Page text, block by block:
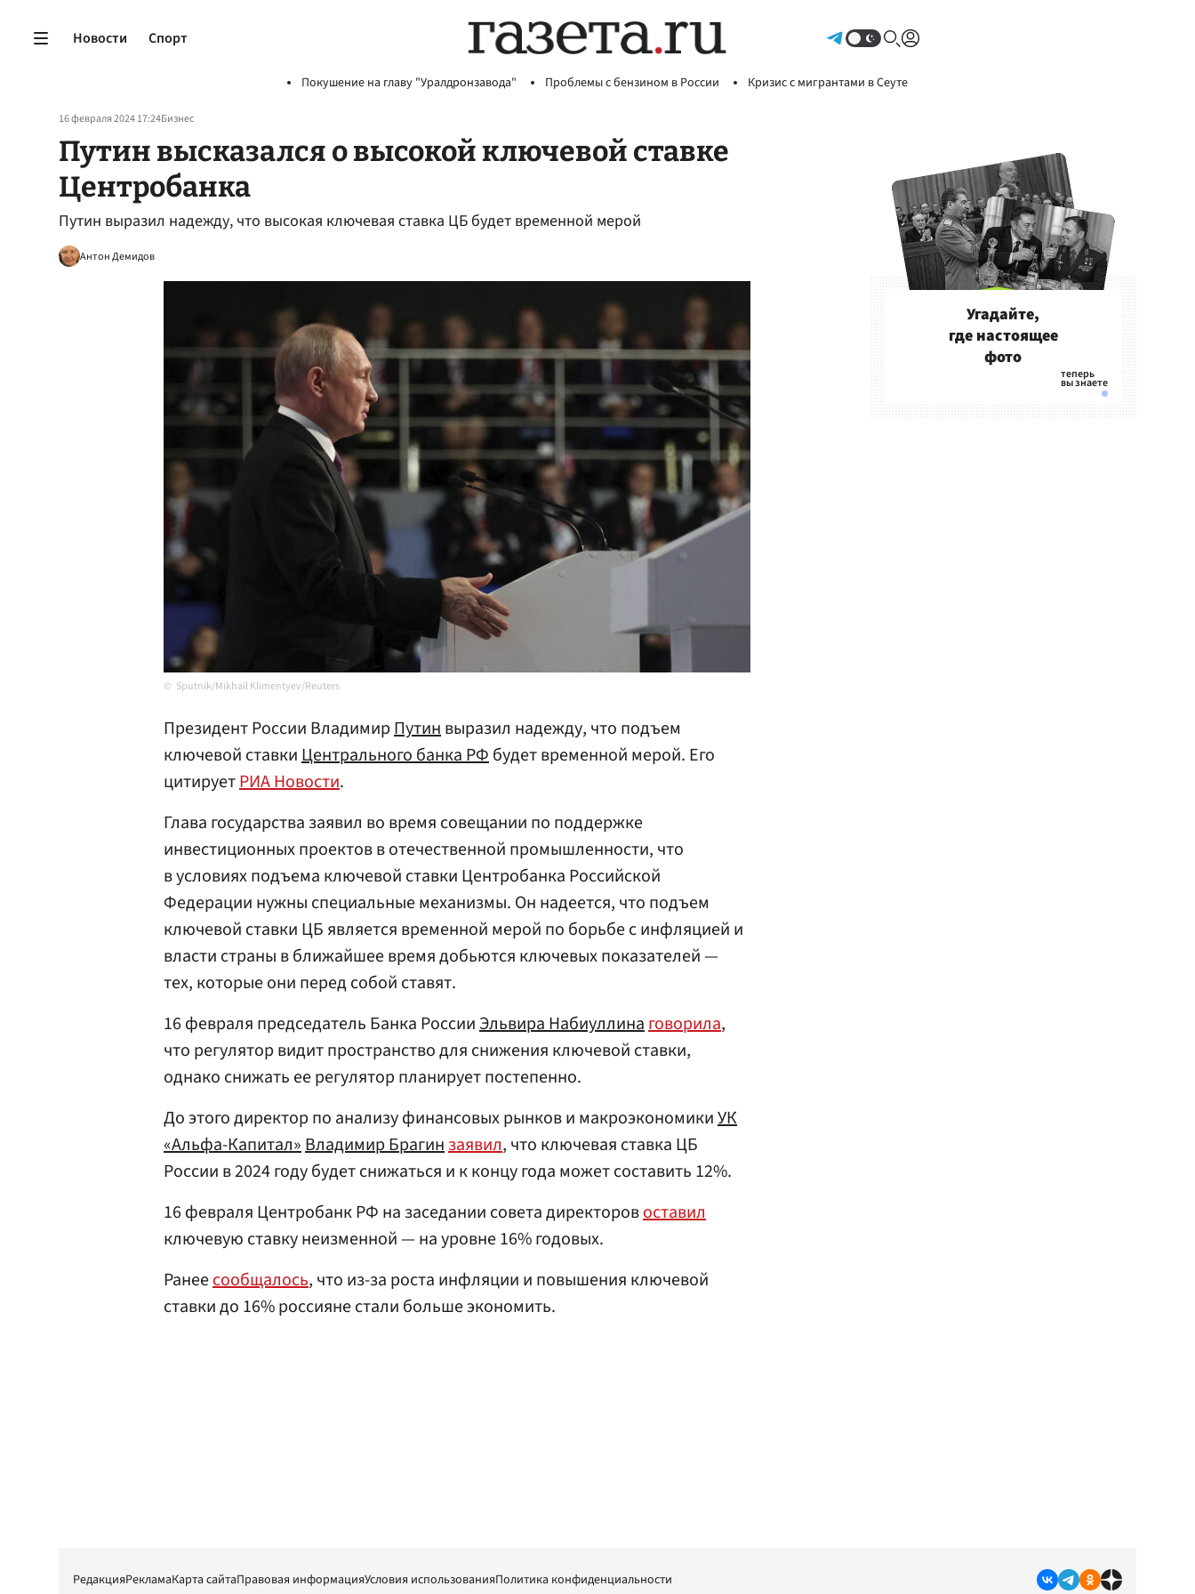
Новости Спорт
Покушение на главу "Уралдронзавода" Проблемы с бензином в России Кризис с мигрантами в Сеуте
16 февраля 2024 17:24Бизнес
Путин высказался о высокой ключевой ставке
Центробанка
Путин выразил надежду, что высокая ключевая ставка ЦБ будет временной мерой
Антон Демидов
Sputnik/Mikhail Klimentyev/Reuters
Президент России ВладимирПутинвыразил надежду, что подъем
ключевой ставкиЦентрального банка РФбудет временной мерой. Его
цитируетРИА Новости.
Глава государства заявил во время совещании по поддержке
инвестиционных проектов в отечественной промышленности, что
в условиях подъема ключевой ставки Центробанка Российской
Федерации нужны специальные механизмы. Он надеется, что подъем
ключевой ставки ЦБ является временной мерой по борьбе с инфляцией и
власти страны в ближайшее время добьются ключевых показателей —
тех, которые они перед собой ставят.
16 февраля председатель Банка РоссииЭльвира Набиуллинаговорила,
что регулятор видит пространство для снижения ключевой ставки,
однако снижать ее регулятор планирует постепенно.
До этого директор по анализу финансовых рынков и макроэкономикиУК
«Альфа-Капитал»Владимир Брагинзаявил, что ключевая ставка ЦБ
России в 2024 году будет снижаться и к концу года может составить 12%.
16 февраля Центробанк РФ на заседании совета директоровоставил
ключевую ставку неизменной — на уровне 16% годовых.
Ранеесообщалось, что из-за роста инфляции и повышения ключевой
ставки до 16% россияне стали больше экономить.
Угадайте,
где настоящее
фото
РедакцияРекламаКарта сайтаПравовая информацияУсловия использованияПолитика конфиденциальности